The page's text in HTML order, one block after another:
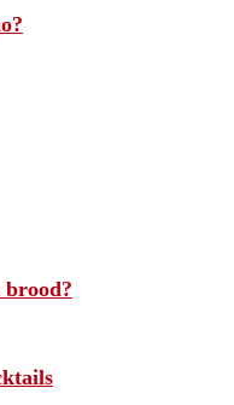
brood?